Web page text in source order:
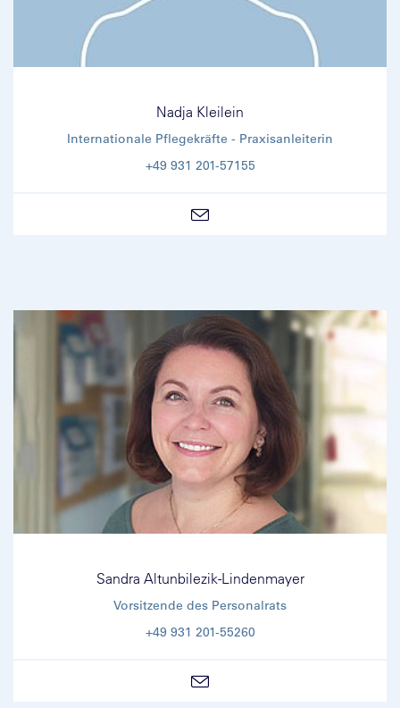
Nadja Kleilein
Internationale Pflegekräfte - Praxisanleiterin
+49 931 201-57155
Sandra Altunbilezik-Lindenmayer
Vorsitzende des Personalrats
+49 931 201-55260